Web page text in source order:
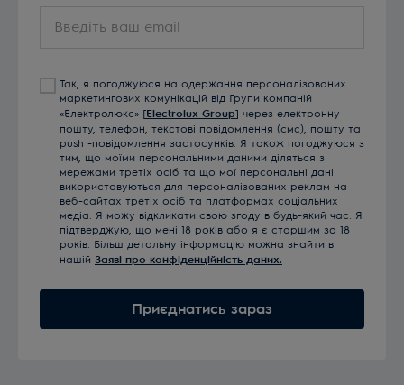
Так, я погоджуюся на одержання персоналізованих
маркетингових комунікацій від Групи компаній
«Електролюкс» [Electrolux Group] через електронну
пошту, телефон, текстові повідомлення (смс), пошту та
push -повідомлення застосунків. Я також погоджуюся з
тим, що моїми персональними даними діляться з
мережами третіх осіб та що мої персональні дані
використовуються для персоналізованих реклам на
веб-сайтах третіх осіб та платформах соціальних
медіа. Я можу відкликати свою згоду в будь-який час. Я
підтверджую, що мені 18 років або я є старшим за 18
років. Більш детальну інформацію можна знайти в
нашій Заяві про конфіденційність даних.
Приєднатись зараз